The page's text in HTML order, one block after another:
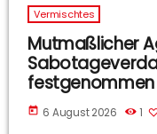
Vermischtes
Mutmaßlicher
festgenommen
today 6 August 2026 1